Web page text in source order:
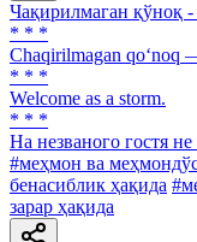
Чақирилмаган қўноқ
* * *
Chaqirilmagan qo‘noq
* * *
Welcome as a storm.
* * *
Ha незваного гостя
#меҳмон ва
бенасиблик ҳақида
зарар ҳақида